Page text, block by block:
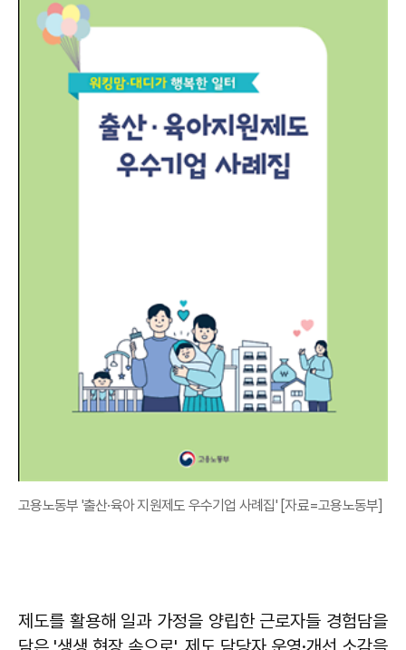
고용노동부 '출산·육아 지원제도 우수기업 사례집' [자료=고용노동부]
제도를 활용해 일과 가정을 양립한 근로자들 경험담을